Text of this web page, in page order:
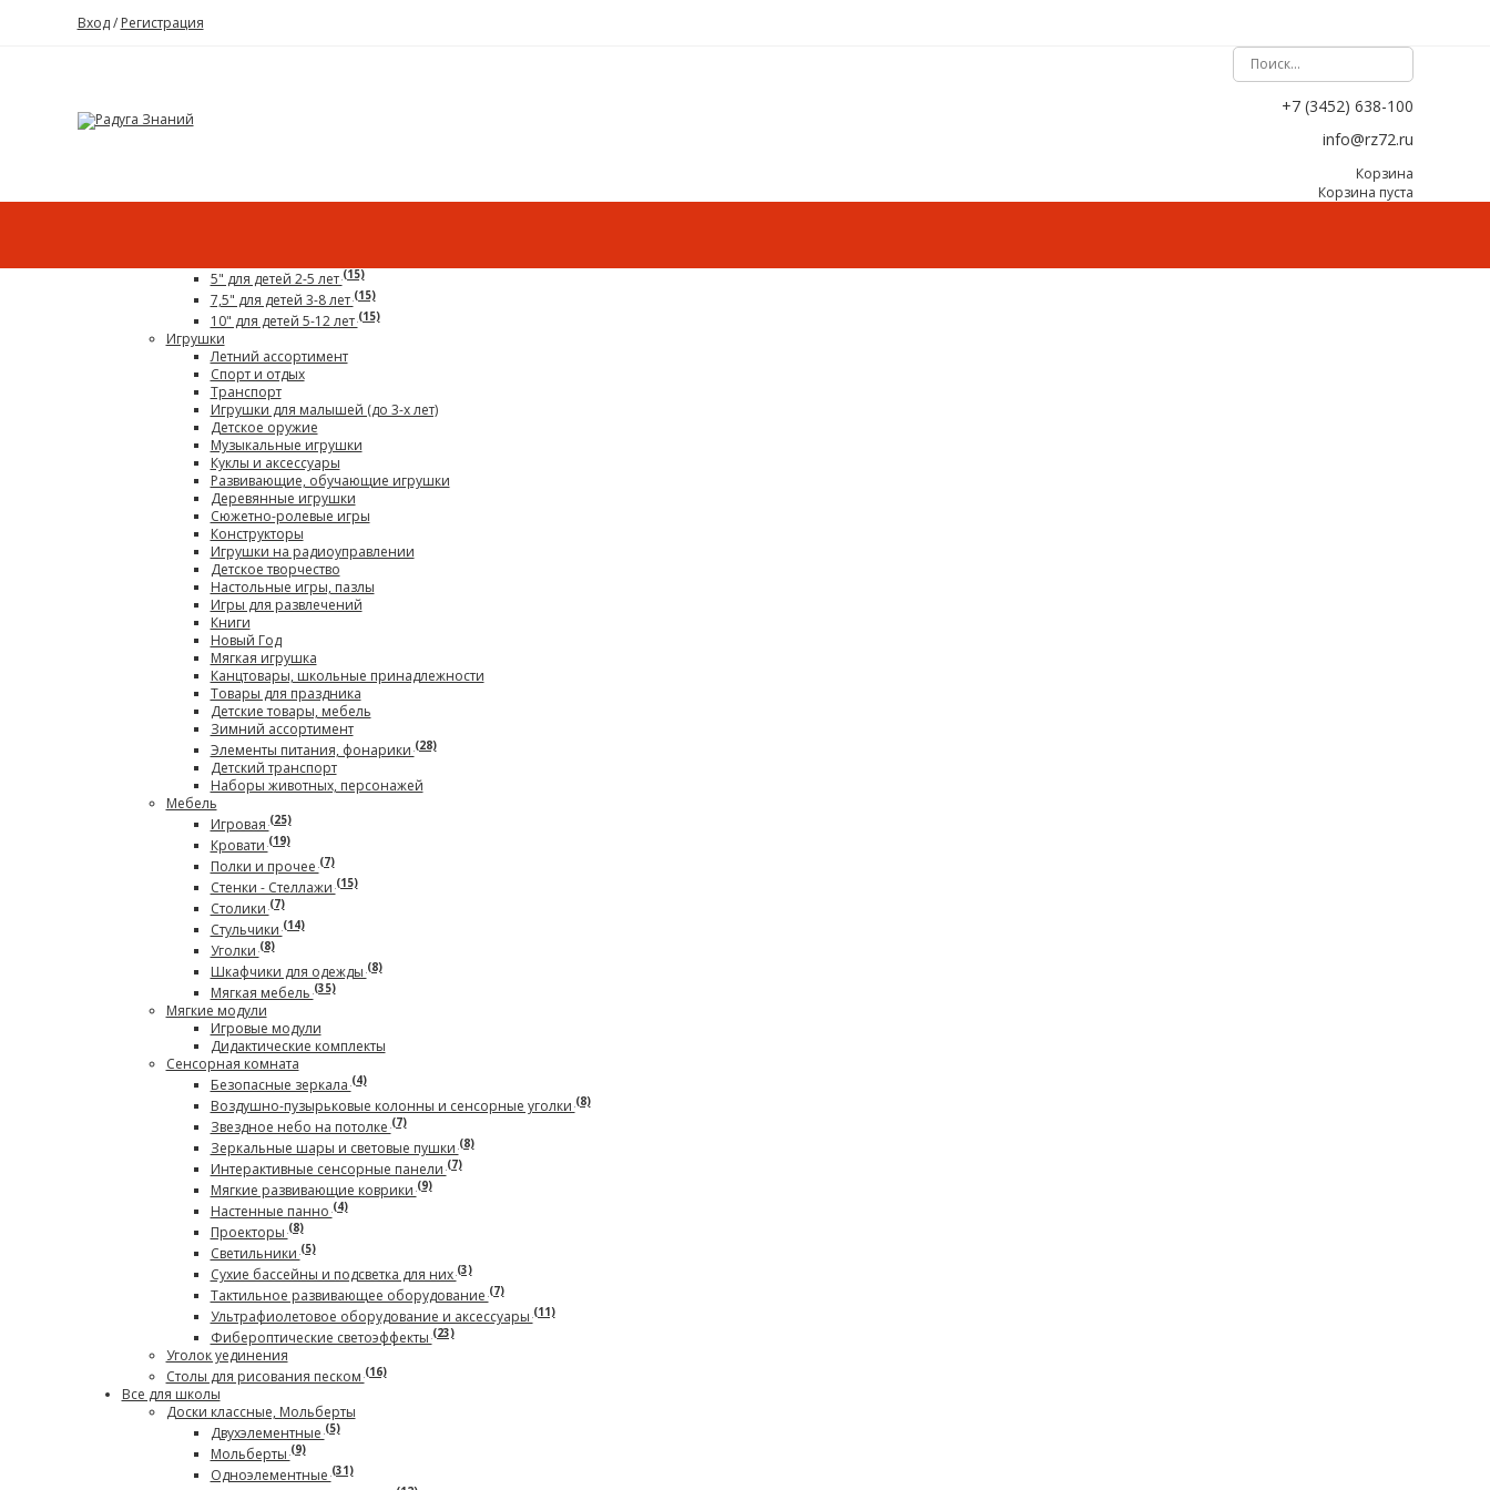
Вход/ Регистрация
+7 (3452) 638-100
info@rz72.ru
Корзина
Корзина пуста
5" для детей 2-5 лет(15)
7,5" для детей 3-8 лет(15)
10" для детей 5-12 лет(15)
Игрушки
Летний ассортимент
Спорт и отдых
Транспорт
Игрушки для малышей (до 3-х лет)
Детское оружие
Музыкальные игрушки
Куклы и аксессуары
Развивающие, обучающие игрушки
Деревянные игрушки
Сюжетно-ролевые игры
Конструкторы
Игрушки на радиоуправлении
Детское творчество
Настольные игры, пазлы
Игры для развлечений
Книги
Новый Год
Мягкая игрушка
Канцтовары, школьные принадлежности
Товары для праздника
Детские товары, мебель
Зимний ассортимент
Элементы питания, фонарики(28)
Детский транспорт
Наборы животных, персонажей
Мебель
Игровая(25)
Кровати(19)
Полки и прочее(7)
Стенки - Стеллажи(15)
Столики(7)
Стульчики(14)
Уголки(8)
Шкафчики для одежды(8)
Мягкая мебель(35)
Мягкие модули
Игровые модули
Дидактические комплекты
Сенсорная комната
Безопасные зеркала(4)
Воздушно-пузырьковые колонны и сенсорные уголки(8)
Звездное небо на потолке(7)
Зеркальные шары и световые пушки(8)
Интерактивные сенсорные панели(7)
Мягкие развивающие коврики(9)
Настенные панно(4)
Проекторы(8)
Светильники(5)
Сухие бассейны и подсветка для них(3)
Тактильное развивающее оборудование(7)
Ультрафиолетовое оборудование и аксессуары(11)
Фибероптические светоэффекты(23)
Уголок уединения
Столы для рисования песком(16)
Все для школы
Доски классные, Мольберты
Двухэлементные(5)
Мольберты(9)
Одноэлементные(31)